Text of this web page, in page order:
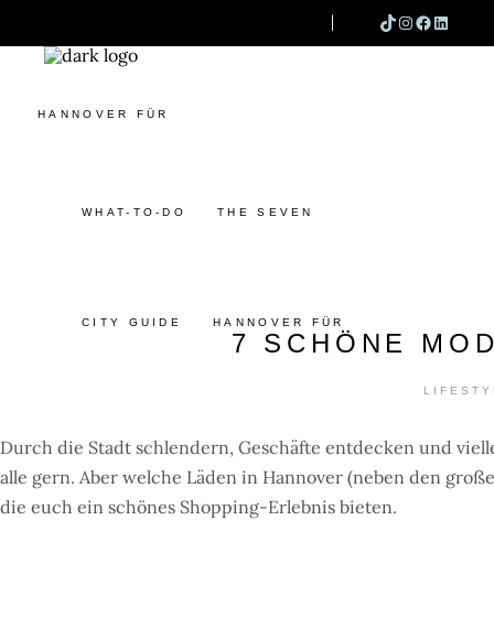
SEARCH TIKTOK
WHAT-TO-DO THE SEVEN
CITY GUIDE HANNOVER FÜR
HANNOVER FÜR
7 SCHÖNE
Durch die Stadt schlendern, Geschäfte entdecken und
alle gern. Aber welche Läden in Hannover (neben den
die euch ein schönes Shopping-Erlebnis bieten.